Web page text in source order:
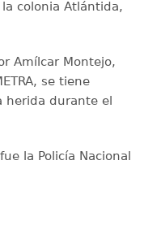
colonia Atlántida,
Amílcar Montejo,
se tiene
herida durante el
la Policía Nacional